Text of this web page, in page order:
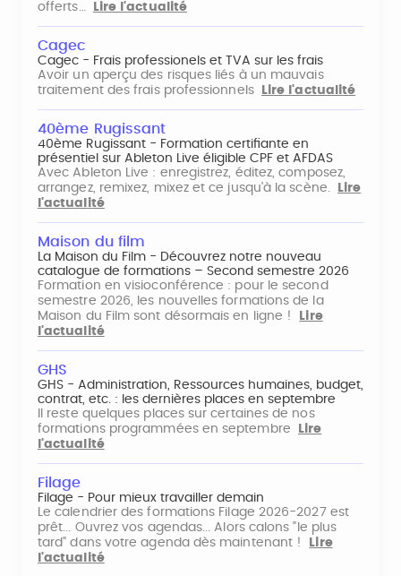
offerts…
Lire l'actualité
Cagec
Cagec - Frais professionels et TVA sur les frais
Avoir un aperçu des risques liés à un mauvais
traitement des frais professionnels
Lire l'actualité
40ème Rugissant
40ème Rugissant - Formation certifiante en
présentiel sur Ableton Live éligible CPF et AFDAS
Avec Ableton Live : enregistrez, éditez, composez,
arrangez, remixez, mixez et ce jusqu'à la scène.
Lire
l'actualité
Maison du film
La Maison du Film - Découvrez notre nouveau
catalogue de formations – Second semestre 2026
Formation en visioconférence : pour le second
semestre 2026, les nouvelles formations de la
Maison du Film sont désormais en ligne !
Lire
l'actualité
GHS
GHS - Administration, Ressources humaines, budget,
contrat, etc. : les dernières places en septembre
Il reste quelques places sur certaines de nos
formations programmées en septembre
Lire
l'actualité
Filage
Filage - Pour mieux travailler demain
Le calendrier des formations Filage 2026-2027 est
prêt... Ouvrez vos agendas... Alors calons "le plus
tard" dans votre agenda dès maintenant !
Lire
l'actualité